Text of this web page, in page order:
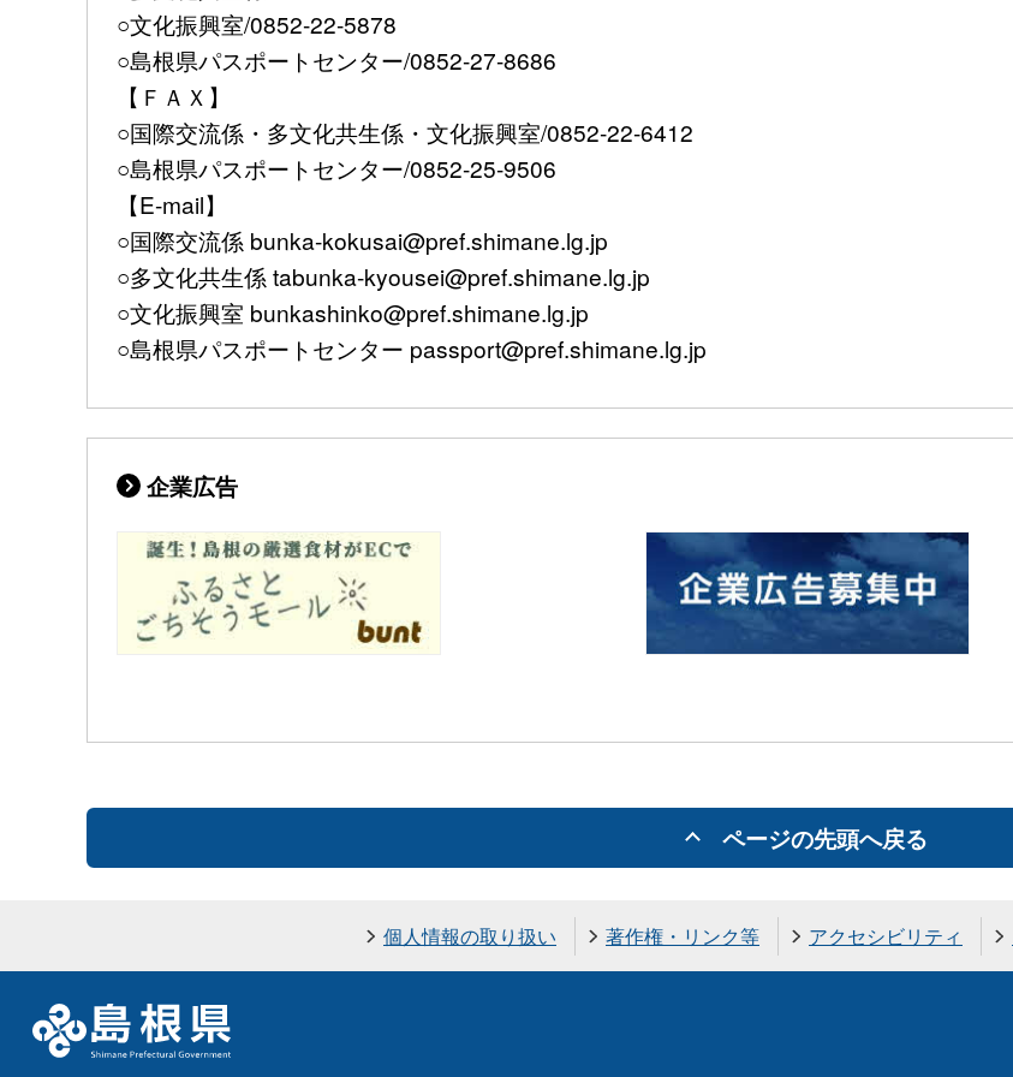
○文化振興室/0852-22-5878
○島根県パスポートセンター/0852-27-8686
【ＦＡＸ】
○国際交流係・多文化共生係・文化振興室/0852-22-6412
○島根県パスポートセンター/0852-25-9506
【E-mail】
○国際交流係 bunka-kokusai@pref.shimane.lg.jp
○多文化共生係 tabunka-kyousei@pref.shimane.lg.jp
○文化振興室 bunkashinko@pref.shimane.lg.jp
○島根県パスポートセンター passport@pref.shimane.lg.jp
企業広告
ページの先頭へ戻る
個人情報の取り扱い 著作権・リンク等 アクセシビリティ